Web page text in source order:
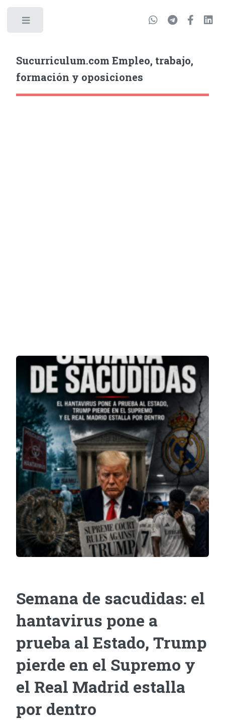
Sucurriculum.com Empleo, trabajo,
formación y oposiciones
Semana de sacudidas: el
hantavirus pone a
prueba al Estado, Trump
pierde en el Supremo y
el Real Madrid estalla
por dentro